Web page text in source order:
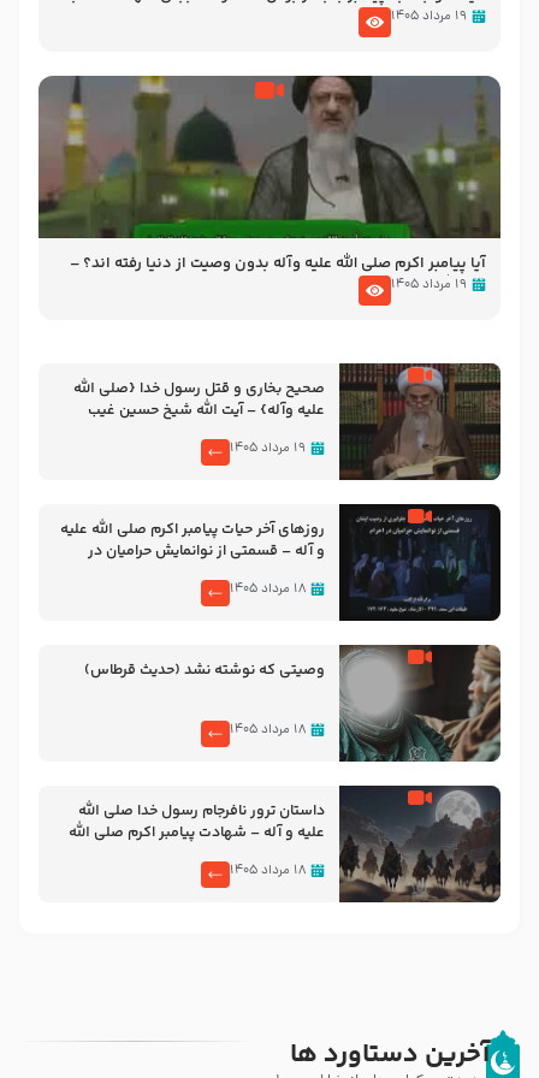
الاسلام احمدی اصفهانی
۱۹ مرداد ۱۴۰۵
آیا پیامبر اکرم صلی الله علیه وآله بدون وصیت از دنیا رفته ‌اند؟ –
آیت الله سید علی میلانی
۱۹ مرداد ۱۴۰۵
صحیح بخاری و قتل رسول‌ خدا {صلی ‌الله
علیه‌ وآله} – آیت الله شیخ حسین غیب
۱۹ مرداد ۱۴۰۵
روزهای آخر حیات پیامبر اکرم صلی الله علیه
و آله – قسمتی از نوانمایش حرامیان در
۱۸ مرداد ۱۴۰۵
وصیتی که نوشته نشد (حدیث قرطاس)
۱۸ مرداد ۱۴۰۵
‌‌‌‌‌‌‌داستان ترور نافرجام رسول خدا صلی الله
علیه و آله – شهادت پیامبر اکرم صلی الله
۱۸ مرداد ۱۴۰۵
آخرین دستاورد ها